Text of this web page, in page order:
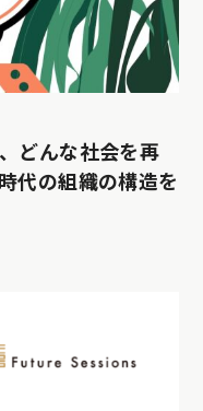
どんな社会を再
代の組織の構造を